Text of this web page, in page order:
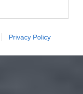
Privacy Policy